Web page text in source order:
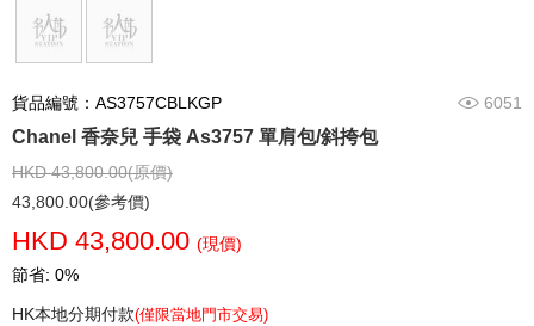
貨品編號：AS3757CBLKGP 6051
Chanel 香奈兒 手袋 As3757 單肩包/斜挎包
HKD 43,800.00(原價)
43,800.00(參考價)
HKD 43,800.00 (現價)
節省: 0%
HK本地分期付款(僅限當地門市交易)